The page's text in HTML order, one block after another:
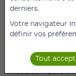
permettront
Vous pourrez
Couleur : Bare
derniers.
Votre navigateur
définir vos
Tout